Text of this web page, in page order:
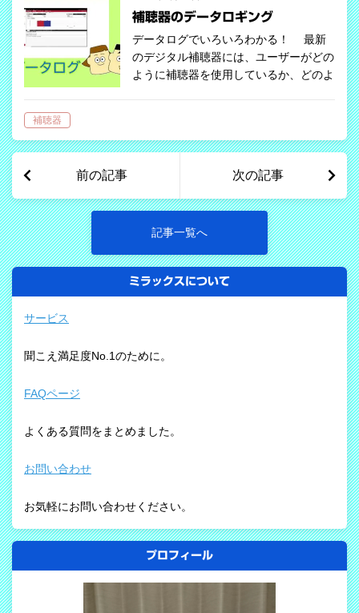
補聴器のデータロギング
データログでいろいろわかる！ 最新
のデジタル補聴器には、ユーザーがどの
ように補聴器を使用しているか、どのよ
する専…
補聴器
前の記事 次の記事
記事一覧へ
ミラックスについて
サービス
聞こえ満足度No.1のために。
FAQページ
よくある質問をまとめました。
お問い合わせ
お気軽にお問い合わせください。
プロフィール